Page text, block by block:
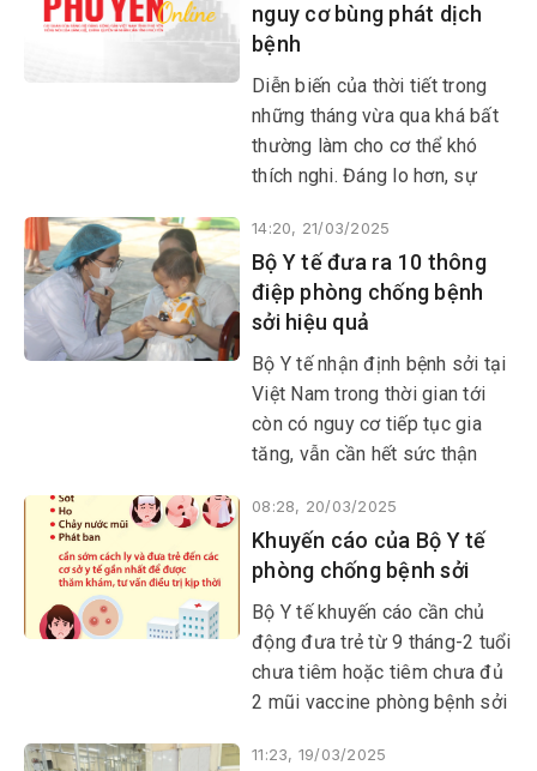
nhất trong công tác phòng
chống lao.
nguy cơ bùng phát dịch
bệnh
Diễn biến của thời tiết trong
những tháng vừa qua khá bất
thường làm cho cơ thể khó
thích nghi. Đáng lo hơn, sự
lợi cho các loại virus, côn
trùng, ký sinh trùng gây bệnh
phát triển mạnh.
14:20, 21/03/2025
Bộ Y tế đưa ra 10 thông
điệp phòng chống bệnh
sởi hiệu quả
Bộ Y tế nhận định bệnh sởi tại
Việt Nam trong thời gian tới
còn có nguy cơ tiếp tục gia
tăng, vẫn cần hết sức thận
Dự kiến, số ca sốt phát ban
nghi sởi sẽ tiếp tục được ghi
nhận trên phạm vi cả nước.
08:28, 20/03/2025
Khuyến cáo của Bộ Y tế
phòng chống bệnh sởi
Bộ Y tế khuyến cáo cần chủ
động đưa trẻ từ 9 tháng-2 tuổi
chưa tiêm hoặc tiêm chưa đủ
2 mũi vaccine phòng bệnh sởi
11:23, 19/03/2025